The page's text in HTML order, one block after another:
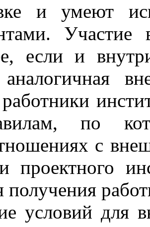
и умеют
Участие
если и
аналогичная
по
с
проектного
получения
условий для